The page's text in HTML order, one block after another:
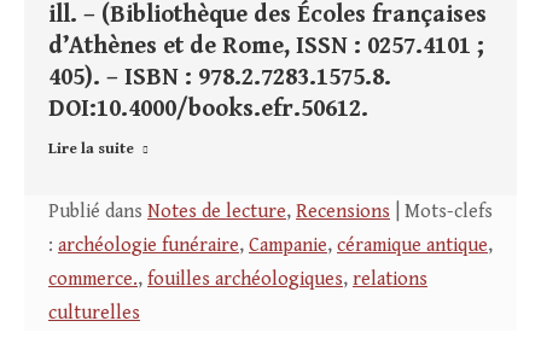
ill. – (Bibliothèque des Écoles françaises
d’Athènes et de Rome, ISSN : 0257.4101 ;
405). – ISBN : 978.2.7283.1575.8.
DOI:10.4000/books.efr.50612.
Lire la suite
Publié dans Notes de lecture, Recensions | Mots-clefs
: archéologie funéraire, Campanie, céramique antique,
commerce., fouilles archéologiques, relations
culturelles